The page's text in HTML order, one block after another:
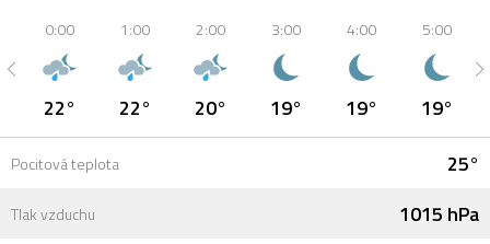
0:00
22°
1:00
22°
2:00
20°
3:00
19°
4:00
19°
5:00
19°
Pocitová teplota 25°
Tlak vzduchu 1015 hPa